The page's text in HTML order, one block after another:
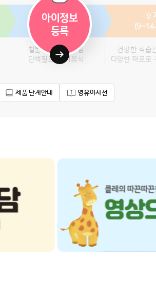
아이정보
등록
중기
(7~8개월)
후기
(9~14
철분 공급 골든타임
단백질로 된 이유식
건강한 식습
다양한 재료로
제품 단계안내 영유아사전